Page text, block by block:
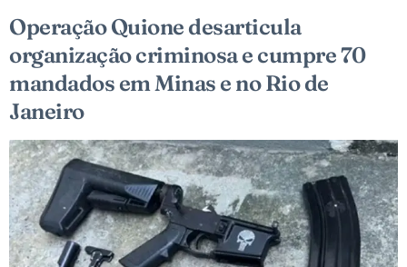
Operação Quione desarticula
organização criminosa e cumpre 70
mandados em Minas e no Rio de
Janeiro